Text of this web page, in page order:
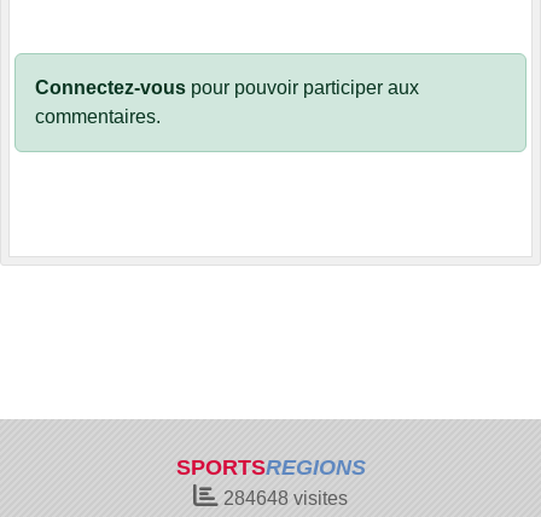
Connectez-vous pour pouvoir participer aux
commentaires.
SPORTSREGIONS
284648 visites